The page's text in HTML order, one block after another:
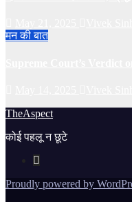
मन की बात
TheAspect
कोई पहलू न छूटे
Proudly powered by